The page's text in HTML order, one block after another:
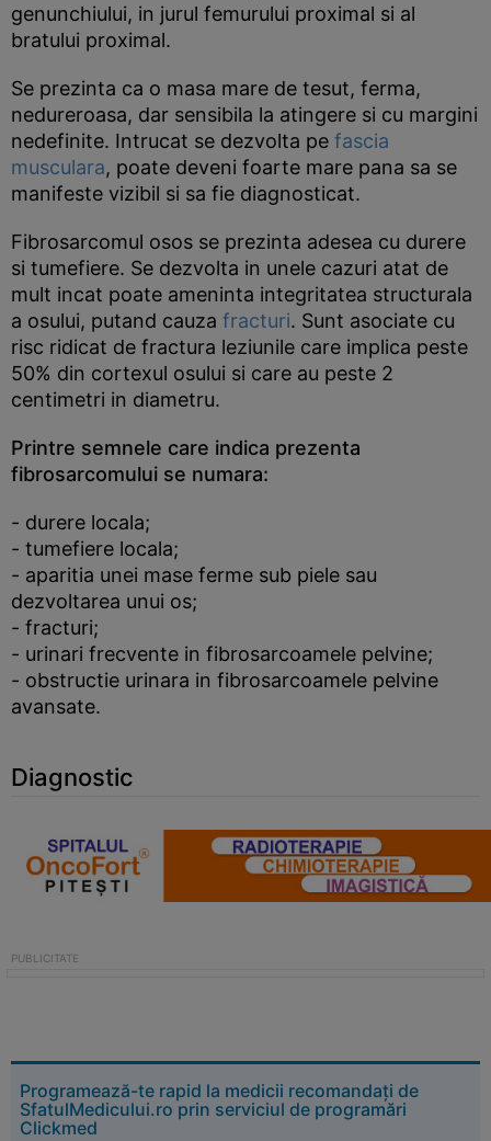
genunchiului, in jurul femurului proximal si al
bratului proximal.
Se prezinta ca o masa mare de tesut, ferma,
nedureroasa, dar sensibila la atingere si cu margini
nedefinite. Intrucat se dezvolta pe fascia
musculara, poate deveni foarte mare pana sa se
manifeste vizibil si sa fie diagnosticat.
Fibrosarcomul osos se prezinta adesea cu durere
si tumefiere. Se dezvolta in unele cazuri atat de
mult incat poate ameninta integritatea structurala
a osului, putand cauza fracturi. Sunt asociate cu
risc ridicat de fractura leziunile care implica peste
50% din cortexul osului si care au peste 2
centimetri in diametru.
Printre semnele care indica prezenta
fibrosarcomului se numara:
- durere locala;
- tumefiere locala;
- aparitia unei mase ferme sub piele sau
dezvoltarea unui os;
- fracturi;
- urinari frecvente in fibrosarcoamele pelvine;
- obstructie urinara in fibrosarcoamele pelvine
avansate.
Diagnostic
Programează-te rapid la medicii recomandați de
SfatulMedicului.ro prin serviciul de programări
Clickmed